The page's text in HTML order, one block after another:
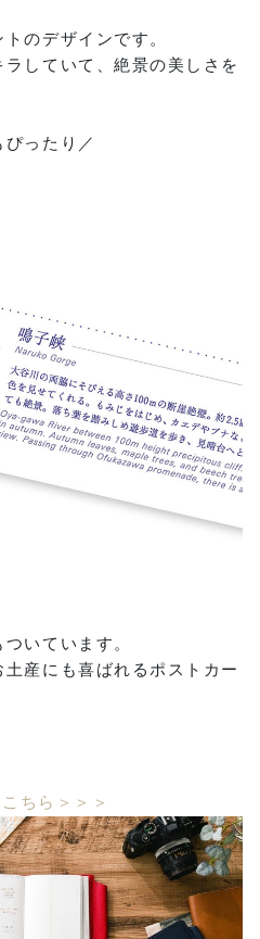
のデザインです。
していて、絶景の美しさを
ったり／
いています。
産にも喜ばれるポストカー
ちら＞＞＞